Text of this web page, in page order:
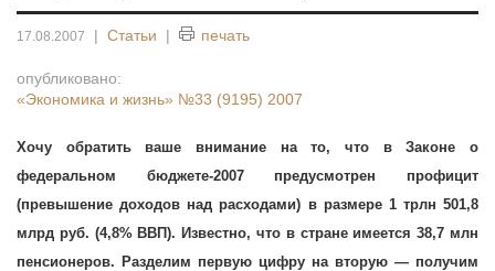
17.08.2007 | Статьи | печать
опубликовано:
«Экономика и жизнь» №33 (9195) 2007
Хочу обратить ваше внимание на то, что в Законе о
федеральном бюджете-2007 предусмотрен профицит
(превышение доходов над расходами) в размере 1 трлн 501,8
млрд руб. (4,8% ВВП). Известно, что в стране имеется 38,7 млн
пенсионеров. Разделим первую цифру на вторую — получим